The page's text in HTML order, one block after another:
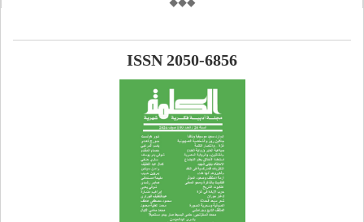
ISSN 2050-6856